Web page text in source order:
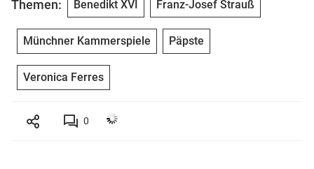
Themen: Benedikt XVI Franz-Josef Strauß
Münchner Kammerspiele Päpste
Veronica Ferres
0